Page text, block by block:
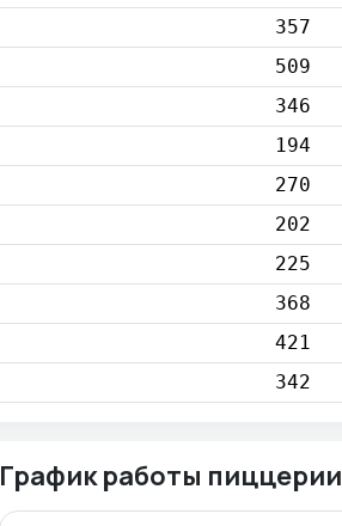
357
509
346
194
270
202
225
368
421
342
График работы пиццерии